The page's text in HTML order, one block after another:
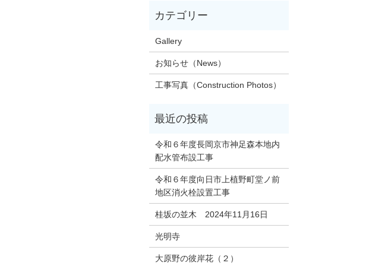
Gallery
お知らせ（News）
工事写真（Construction Photos）
令和６年度長岡京市神足森本地内
配水管布設工事
令和６年度向日市上植野町堂ノ前
地区消火栓設置工事
桂坂の並木 2024年11月16日
光明寺
大原野の彼岸花（２）